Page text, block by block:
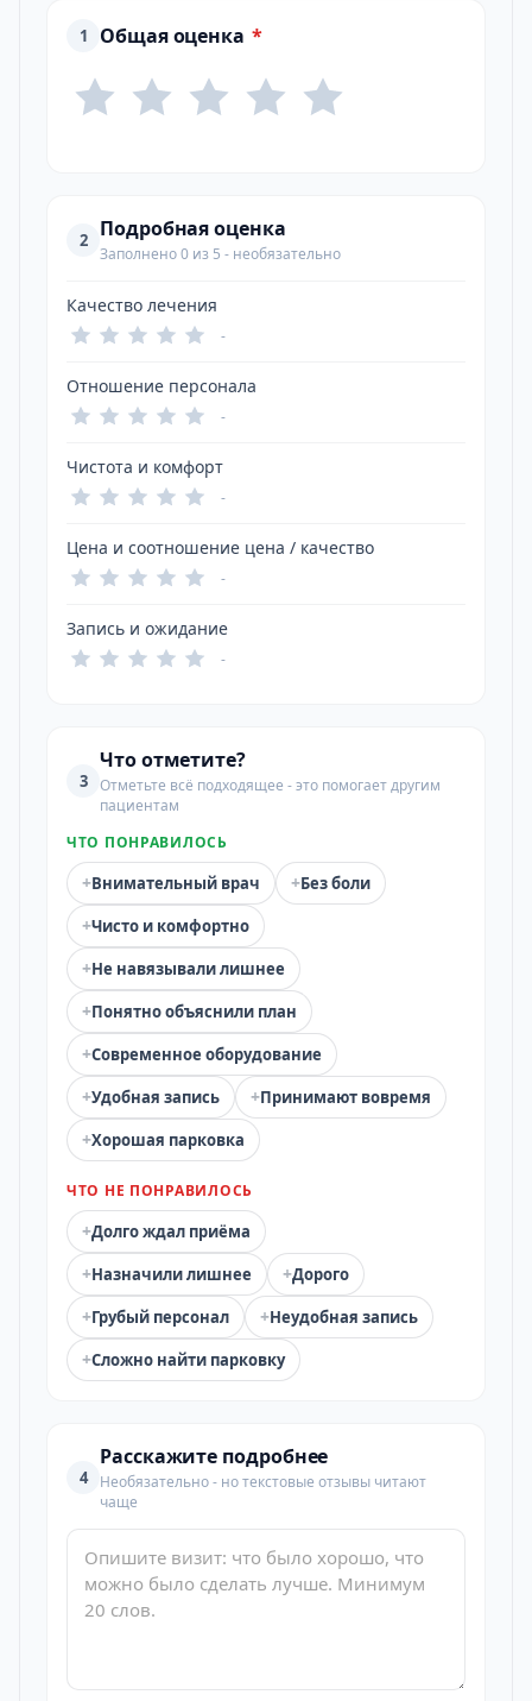
1 Общая оценка *
2 Подробная оценка
Заполнено 0 из 5 - необязательно
Качество лечения
-
Отношение персонала
-
Чистота и комфорт
-
Цена и соотношение цена / качество
-
Запись и ожидание
-
3
Что отметите?
Отметьте всё подходящее - это помогает другим
пациентам
ЧТО ПОНРАВИЛОСЬ
+Внимательный врач +Без боли
+Чисто и комфортно
+Не навязывали лишнее
+Понятно объяснили план
+Современное оборудование
+Удобная запись +Принимают вовремя
+Хорошая парковка
ЧТО НЕ ПОНРАВИЛОСЬ
+Долго ждал приёма
+Назначили лишнее +Дорого
+Грубый персонал +Неудобная запись
+Сложно найти парковку
4
Расскажите подробнее
Необязательно - но текстовые отзывы читают
чаще